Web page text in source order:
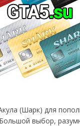
(Шарк) для
выбор,